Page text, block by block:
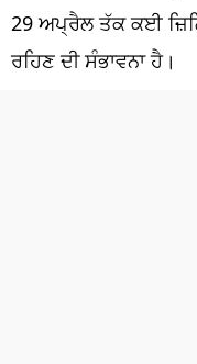
ਧਰਮ
ਖੇਡਾਂ
29 ਅਪ੍ਰੈਲ ਤੱਕ ਕਈ
ਰਹਿਣ ਦੀ ਸੰਭਾਵਨਾ ਹੈ।